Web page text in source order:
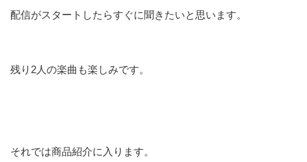
配信がスタートしたらすぐに聞きたいと思います。
残り2人の楽曲も楽しみです。
それでは商品紹介に入ります。